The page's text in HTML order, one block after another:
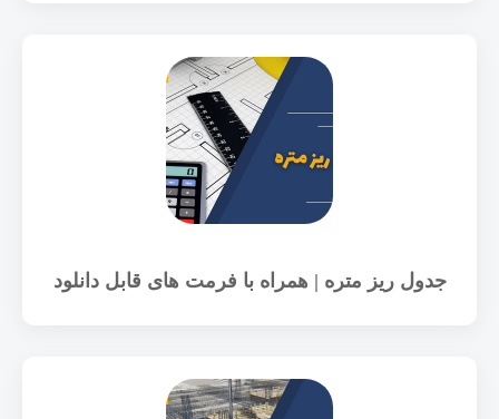
جدول ریز متره | همراه با فرمت های قابل دانلود